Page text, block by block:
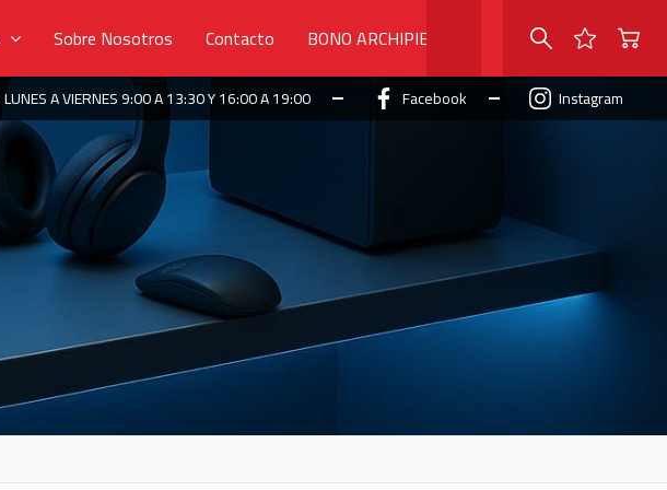
Sobre Nosotros Contacto BONO ARCHIPIELAGO
LUNES A VIERNES 9:00 A 13:30 Y 16:00 A 19:00 Facebook Instagram